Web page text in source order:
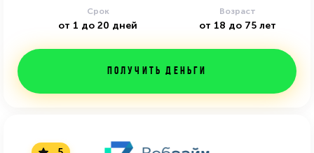
Срок
от 1 до 20 дней
Возраст
от 18 до 75 лет
Получить деньги